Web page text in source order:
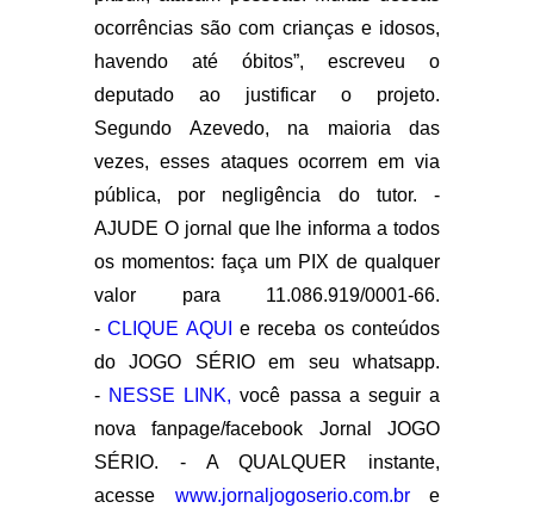
ocorrências são com crianças e idosos,
havendo até óbitos”, escreveu o
deputado ao justificar o projeto.
Segundo Azevedo, na maioria das
vezes, esses ataques ocorrem em via
pública, por negligência do tutor. -
AJUDE O jornal que lhe informa a todos
os momentos: faça um PIX de qualquer
valor para 11.086.919/0001-66.
-CLIQUE AQUI
e receba os conteúdos
do JOGO SÉRIO em seu whatsapp.
- NESSE LINK, você passa a seguir a
nova fanpage/facebook Jornal JOGO
SÉRIO. - A QUALQUER instante,
acesse www.jornaljogoserio.com.bre